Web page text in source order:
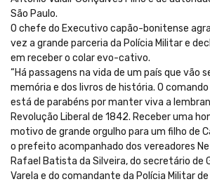
São Paulo.
O chefe do Executivo capão-bonitense
vez a grande parceria da Polícia Militar e
em receber o colar evo-cativo.
“Há passagens na vida de um país que vão
memória e dos livros de história. O
está de parabéns por manter viva a
Revolução Liberal de 1842. Receber uma
motivo de grande orgulho para um filho de
o prefeito acompanhado dos vereadores
Rafael Batista da Silveira, do secretário de
Varela e do comandante da Polícia Militar